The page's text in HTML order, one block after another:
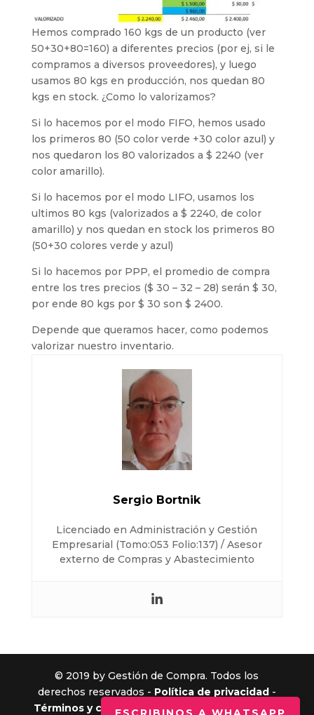
Hemos comprado 160 kgs de un producto (ver
50+30+80=160) a diferentes precios (por ej, si le
compramos a diversos proveedores), y luego
usamos 80 kgs en producción, nos quedan 80
kgs en stock. ¿Como lo valorizamos?
Si lo hacemos por el modo FIFO, hemos usado
los primeros 80 (50 color verde +30 color azul) y
nos quedaron los 80 valorizados a $ 2240 (ver
color amarillo).
Si lo hacemos por el modo LIFO, usamos los
ultimos 80 kgs (valorizados a $ 2240, de color
amarillo) y nos quedan en stock los primeros 80
(50+30 colores verde y azul)
Si lo hacemos por PPP, el promedio de compra
entre los tres precios ($ 30 – 32 – 28) serán $ 30,
por ende 80 kgs por $ 30 son $ 2400.
Depende que queramos hacer, como podemos
valorizar nuestro inventario.
Sergio Bortnik
Licenciado en Administración y Gestión
Empresarial (Tomo:053 Folio:137) / Asesor
externo de Compras y Abastecimiento
© 2019 by Gestión de Compra. Todos los
derechos reservados - Política de privacidad-
Términos y condiciones - Powered bySinergia